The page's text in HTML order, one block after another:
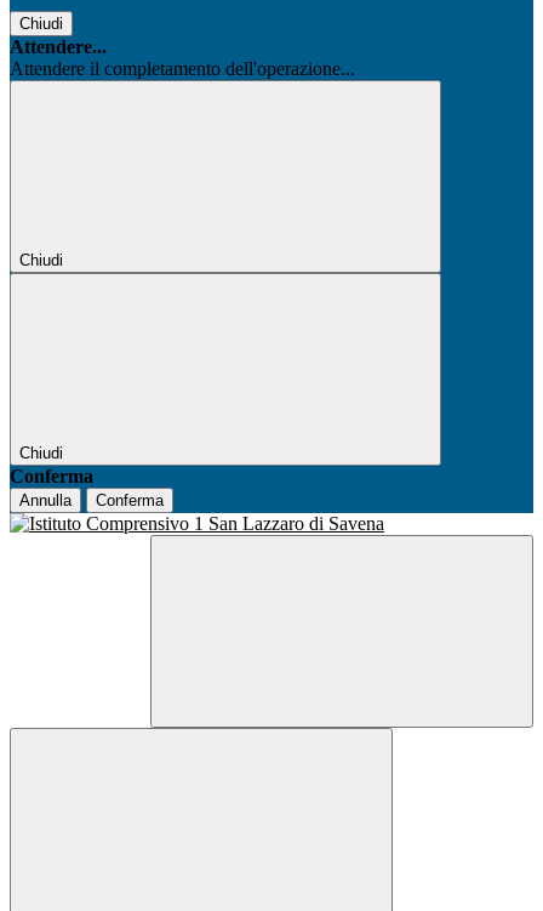
Chiudi
Attendere...
Attendere il completamento dell'operazione...
Chiudi
Chiudi
Conferma
Annulla Conferma